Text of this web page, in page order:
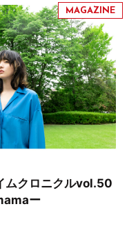
ムクロニクルvol.50
ー